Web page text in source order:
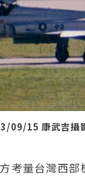
09/15 康武吉攝
考量台灣西